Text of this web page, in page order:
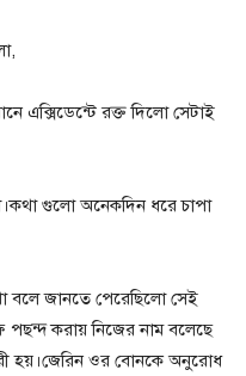
এক্সিডেন্টে রক্ত দিলো সেটাই
গুলো অনেকদিন ধরে চাপা
বলে জানতে পেরেছিলো সেই
পছন্দ করায় নিজের নাম বলেছে
হয়।জেরিন ওর বোনকে অনুরোধ